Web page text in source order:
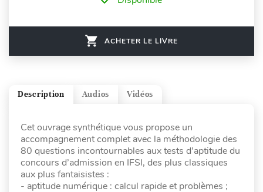
ACHETER LE LIVRE
Vidéos
Audios
Description
Cet ouvrage synthétique vous propose un
accompagnement complet avec la méthodologie des
80 questions incontournables aux tests d’aptitude du
concours d’admission en IFSI, des plus classiques
aux plus fantaisistes :
- aptitude numérique : calcul rapide et problèmes ;